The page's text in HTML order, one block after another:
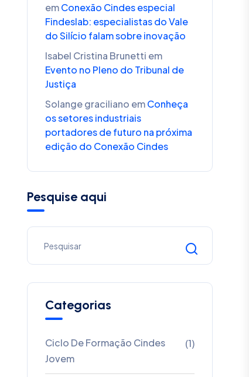
emConexão Cindes especial
Findeslab: especialistas do Vale
do Silício falam sobre inovação
Isabel Cristina Brunetti em
Evento no Pleno do Tribunal de
Justiça
Solange graciliano emConheça
os setores industriais
portadores de futuro na próxima
edição do Conexão Cindes
Pesquise aqui
Categorias
Ciclo De Formação Cindes
Jovem
(1)